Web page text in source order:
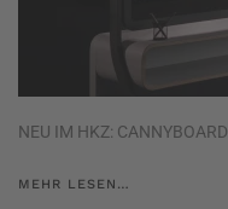
NEU IM HKZ: CANNYBOARD
MEHR LESEN…